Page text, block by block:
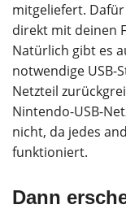
mitgeliefert.
direkt mit deinen
Natürlich gibt es
notwendige USB-
Netzteil
Nintendo-USB-
nicht, da jedes
funktioniert.
Dann